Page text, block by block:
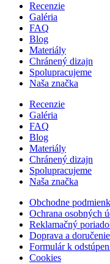
Recenzie
Galéria
FAQ
Blog
Materiály
Chránený dizajn
Spolupracujeme
Naša značka
Recenzie
Galéria
FAQ
Blog
Materiály
Chránený dizajn
Spolupracujeme
Naša značka
Obchodne
Ochrana osobných
Reklamačný
Doprava a doručenie
Formulár k
Cookies